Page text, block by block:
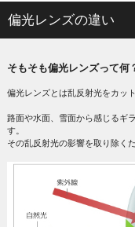
偏光レンズの違い
そもそも偏光レンズって何
偏光レンズとは乱反射光をカッ
路面や水面、雪面から感じるギ
す。
その乱反射光の影響を取り除く